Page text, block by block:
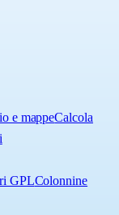
e mappeCalcola
GPLColonnine